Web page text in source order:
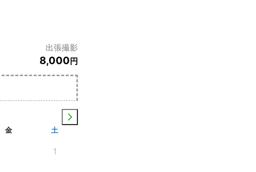
出張撮影
8,000 円
金 土
1